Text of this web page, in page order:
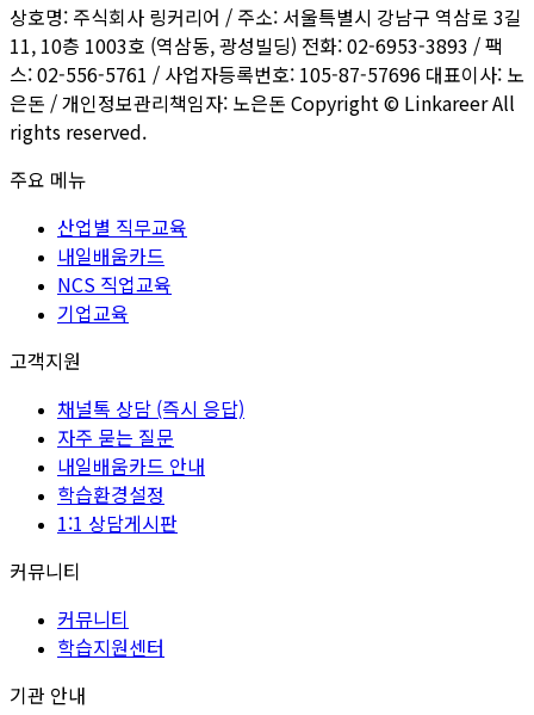
상호명: 주식회사 링커리어 / 주소: 서울특별시 강남구 역삼로 3길
11, 10층 1003호 (역삼동, 광성빌딩) 전화: 02-6953-3893 / 팩
스: 02-556-5761 / 사업자등록번호: 105-87-57696 대표이사: 노
은돈 / 개인정보관리책임자: 노은돈 Copyright © Linkareer All
rights reserved.
주요 메뉴
산업별 직무교육
내일배움카드
NCS 직업교육
기업교육
고객지원
채널톡 상담 (즉시 응답)
자주 묻는 질문
내일배움카드 안내
학습환경설정
1:1 상담게시판
커뮤니티
커뮤니티
학습지원센터
기관 안내